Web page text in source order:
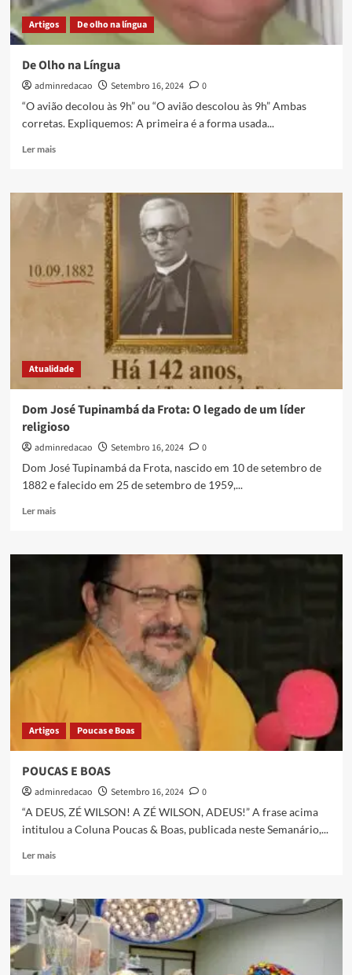
Artigos De olho na língua
De Olho na Língua
adminredacao Setembro 16, 2024
0
“O avião decolou às 9h” ou “O avião descolou às 9h” Ambas
corretas. Expliquemos: A primeira é a forma usada...
Ler mais
Atualidade
Dom José Tupinambá da Frota: O legado de um líder
religioso
adminredacao Setembro 16, 2024
0
Dom José Tupinambá da Frota, nascido em 10 de setembro de
1882 e falecido em 25 de setembro de 1959,...
Ler mais
Artigos Poucas e Boas
POUCAS E BOAS
adminredacao Setembro 16, 2024
0
“A DEUS, ZÉ WILSON! A ZÉ WILSON, ADEUS!” A frase acima
intitulou a Coluna Poucas & Boas, publicada neste Semanário,...
Ler mais